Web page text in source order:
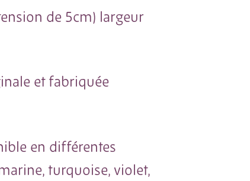
de 5cm) largeur
et fabriquée
en différentes
, turquoise, violet,